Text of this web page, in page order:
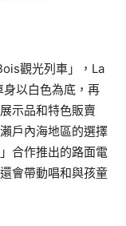
觀光列車」，La
以白色為底，再
示品和特色販賣
戶內海地區的選擇
合作推出的路面電
會帶動唱和與孩童